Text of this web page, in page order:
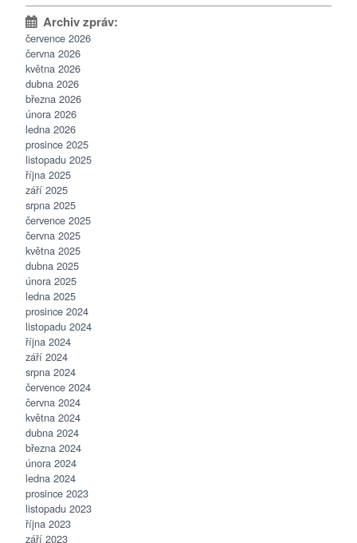
července 2026
června 2026
května 2026
dubna 2026
března 2026
února 2026
ledna 2026
prosince 2025
listopadu 2025
října 2025
září 2025
srpna 2025
července 2025
června 2025
května 2025
dubna 2025
února 2025
ledna 2025
prosince 2024
listopadu 2024
října 2024
září 2024
srpna 2024
července 2024
června 2024
května 2024
dubna 2024
března 2024
února 2024
ledna 2024
prosince 2023
listopadu 2023
října 2023
září 2023